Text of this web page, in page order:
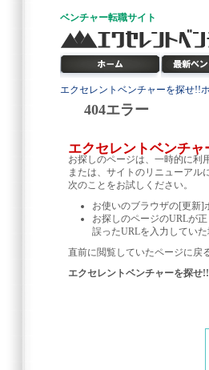
ベンチャー転職サイト
エクセレントベンチャーを探せ!!
404エラー
エクセレントベンチ
お探しのページは、一時的に利
または、サイトのリニューアル
次のことをお試しください。
お使いのブラウザの[更新]
お探しのページのURLが
誤ったURLを入力してい
直前に閲覧していたページに戻
エクセレントベンチャーを探せ